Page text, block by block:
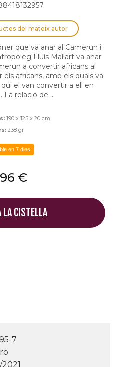
del mateix autor
que va anar al Camerun i
Lluís Mallart va anar
a convertir africans al
africans, amb els quals va
el van convertir a ell en
La relació de ...
190 x 125 x 20 cm
238 gr
en 7 dies
€
LA CISTELLA
7
2021